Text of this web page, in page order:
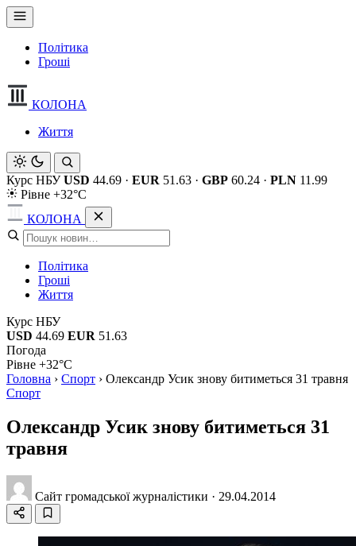
Політика
Гроші
КОЛОНА
Життя
Курс НБУ USD 44.69 · EUR 51.63 · GBP 60.24 · PLN 11.99
Рівне +32°C
КОЛОНА
Політика
Гроші
Життя
Курс НБУ
USD 44.69 EUR 51.63
Погода
Рівне +32°C
Головна › Спорт › Олександр Усик знову битиметься 31 травня
Спорт
Олександр Усик знову битиметься 31
травня
Сайт громадської журналістики · 29.04.2014